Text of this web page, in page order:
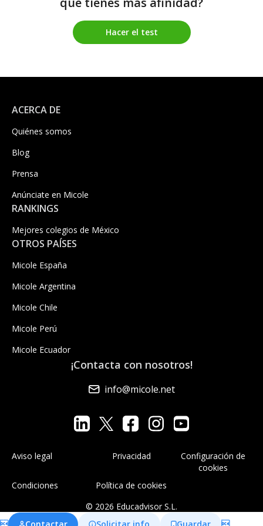
Hacer el test
ACERCA DE
Quiénes somos
Blog
Prensa
Anúnciate en Micole
RANKINGS
Mejores colegios de México
OTROS PAÍSES
Micole España
Micole Argentina
Micole Chile
Micole Perú
Micole Ecuador
¡Contacta con nosotros!
info@micole.net
Aviso legal Privacidad
Configuración de
cookies
Condiciones
Política de cookies
© 2026 Educadvisor S.L.